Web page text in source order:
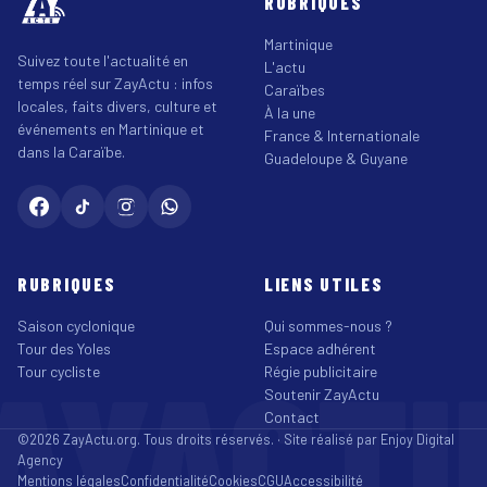
Suivez toute l'actualité en
temps réel sur ZayActu : infos
locales, faits divers, culture et
événements en Martinique et
dans la Caraïbe.
Martinique
L'actu
Caraïbes
À la une
France & Internationale
Guadeloupe & Guyane
RUBRIQUES
Saison cyclonique
Tour des Yoles
Tour cycliste
LIENS UTILES
Qui sommes-nous ?
Espace adhérent
Régie publicitaire
Soutenir ZayActu
Contact
©2026 ZayActu.org. Tous droits réservés. · Site réalisé par Enjoy Digital
Agency
Mentions légalesConfidentialitéCookiesCGUAccessibilité